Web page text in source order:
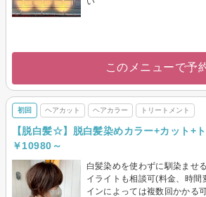
このメニューで予
初回 ヘアカット ヘアカラー トリートメント
【脱白髪☆】脱白髪染めカラー+カット+
￥10980～
白髪染めを使わずに馴染ませ
イライトも相談可(料金、時
インによっては複数回かかる